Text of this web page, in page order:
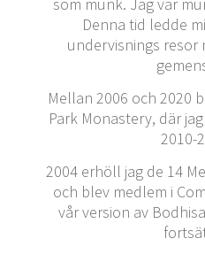
Denna tid ledde
undervisnings resor
Mellan 2006 och 2020
Park Monastery, där
2010-
2004 erhöll jag de 14
och blev medlem i
vår version av